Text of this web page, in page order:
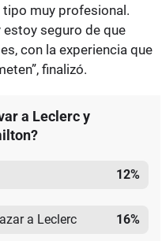
tipo muy profesional.
seguro de que
con la experiencia que
finalizó.
a Leclerc y
12%
a Leclerc 16%